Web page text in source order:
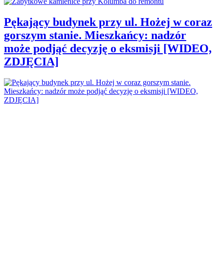
Pękający budynek przy ul. Hożej w coraz
gorszym stanie. Mieszkańcy: nadzór
może podjąć decyzję o eksmisji [WIDEO,
ZDJĘCIA]